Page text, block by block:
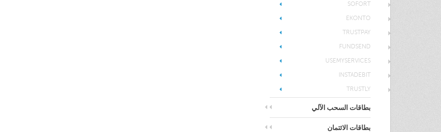
SOFORT
EKONTO
TRUSTPAY
FUNDSEND
USEMYSERVICES
INSTADEBIT
TRUSTLY
بطاقات السحب الآلي
بطاقات الائتمان